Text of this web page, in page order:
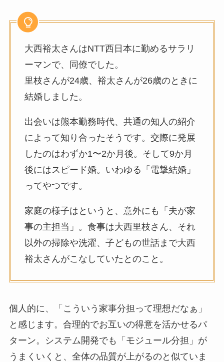
大西裕太さんはNTT西日本に勤めるサラリ
ーマンで、同僚でした。
里枝さんが24歳、裕太さんが26歳のときに
結婚しました。
出会いは熊本勤務時代、共通の知人の紹介
によって知り合ったそうです。交際に発展
したのはわずか1〜2か月後。そして9か月
後にはスピード婚。いわゆる「電撃結婚」
ってやつです。
家庭の様子はというと、意外にも「夫が家
事の主担当」。食事は大西里枝さん、それ
以外の掃除や洗濯、子どもの世話まで大西
裕太さんがこなしていたとのこと。
個人的に、「こういう家事分担って理想だなぁ」
と感じます。合理的でお互いの得意を活かせるパ
ターン。システム開発でも「モジュール分担」が
うまくいくと、全体の品質が上がるのと似ていま